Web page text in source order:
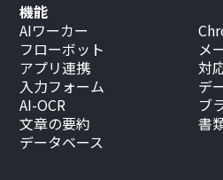
機能
AIワーカー
フローボット
アプリ連携
入力フォーム
AI-OCR
文章の要約
データベース
メ
対
デ
ブ
書